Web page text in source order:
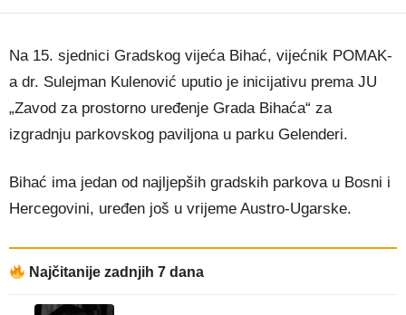
Na 15. sjednici Gradskog vijeća Bihać, vijećnik POMAK-
a dr. Sulejman Kulenović uputio je inicijativu prema JU
„Zavod za prostorno uređenje Grada Bihaća“ za
izgradnju parkovskog paviljona u parku Gelenderi.
Bihać ima jedan od najljepših gradskih parkova u Bosni i
Hercegovini, uređen još u vrijeme Austro-Ugarske.
Najčitanije zadnjih 7 dana